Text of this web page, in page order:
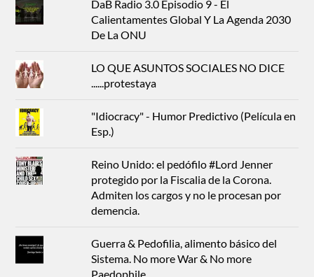
DaB Radio 3.0 Episodio 9 - El
Calientamentes Global Y La Agenda 2030
De La ONU
LO QUE ASUNTOS SOCIALES NO DICE
......protestaya
"Idiocracy" - Humor Predictivo (Película en
Esp.)
Reino Unido: el pedófilo #Lord Jenner
protegido por la Fiscalia de la Corona.
Admiten los cargos y no le procesan por
demencia.
Guerra & Pedofilia, alimento básico del
Sistema. No more War & No more
Paedophile